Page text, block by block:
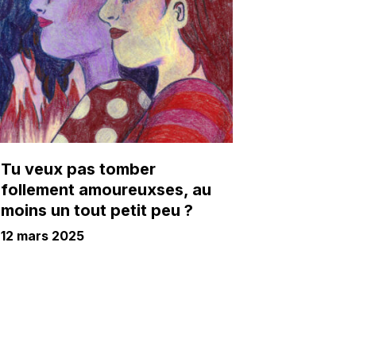
Tu veux pas tomber
follement amoureuxses, au
moins un tout petit peu ?
12 mars 2025